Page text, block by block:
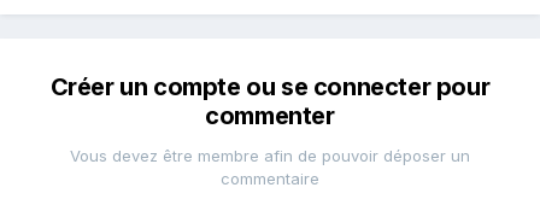
Créer un compte ou se connecter pour
commenter
Vous devez être membre afin de pouvoir déposer un
commentaire